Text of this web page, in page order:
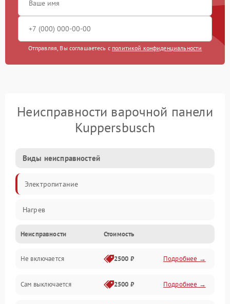
Отправляя, Вы соглашаетесь с политикой конфиденциальности
Неисправности варочной панели
Kuppersbusch
Виды неисправностей
Электропитание
Нагрев
Неисправности Стоимость
Не включается 2500 ₽ Подробнее →
Сам выключается 2500 ₽ Подробнее →